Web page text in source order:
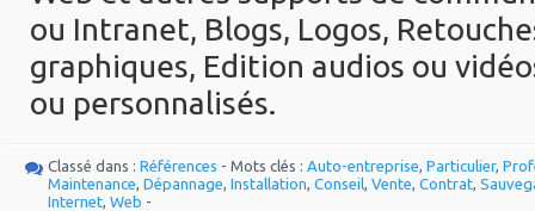
ou Intranet, Blogs, Logos,
graphiques, Edition audios ou
ou personnalisés.
Classé dans : Références - Mots clés : Auto-entreprise, Particulier,
Maintenance, Dépannage, Installation, Conseil, Vente, Contrat,
Internet, Web -